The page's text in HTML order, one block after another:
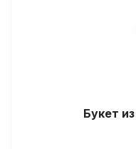
Букет